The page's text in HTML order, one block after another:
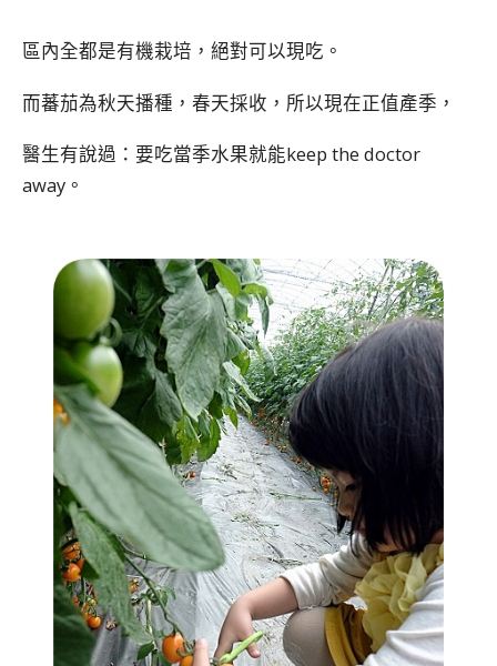
區內全都是有機栽培，絕對可以現吃。
而蕃茄為秋天播種，春天採收，所以現在正值產季，
醫生有說過：要吃當季水果就能keep the doctor
away。